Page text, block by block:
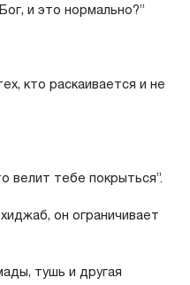
и это нормально?”
кто раскаивается и не
велит тебе покрыться”.
он ограничивает
тушь и другая